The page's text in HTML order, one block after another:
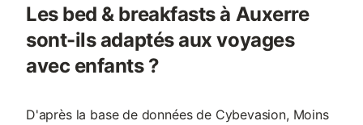
Les bed & breakfasts à Auxerre
sont-ils adaptés aux voyages
avec enfants ?
D'après la base de données de Cybevasion, Moins